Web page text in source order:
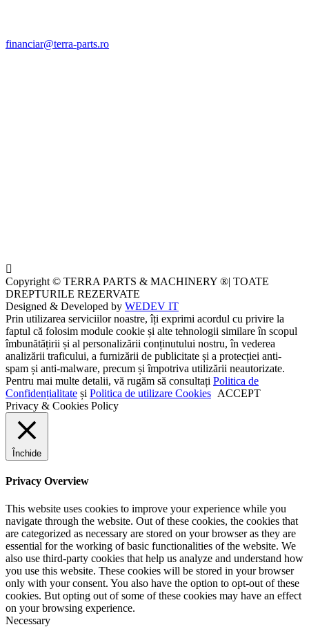
financiar@terra-parts.ro
Copyright © TERRA PARTS & MACHINERY ®| TOATE
DREPTURILE REZERVATE
Designed & Developed by WEDEV IT
Prin utilizarea serviciilor noastre, îți exprimi acordul cu privire la
faptul că folosim module cookie și alte tehnologii similare în scopul
îmbunătățirii și al personalizării conținutului nostru, în vederea
analizării traficului, a furnizării de publicitate și a protecției anti-
spam și anti-malware, precum și împotriva utilizării neautorizate.
Pentru mai multe detalii, vă rugăm să consultați Politica de
Confidențialitate și Politica de utilizare Cookies ACCEPT
Privacy & Cookies Policy
Închide
Privacy Overview
This website uses cookies to improve your experience while you
navigate through the website. Out of these cookies, the cookies that
are categorized as necessary are stored on your browser as they are
essential for the working of basic functionalities of the website. We
also use third-party cookies that help us analyze and understand how
you use this website. These cookies will be stored in your browser
only with your consent. You also have the option to opt-out of these
cookies. But opting out of some of these cookies may have an effect
on your browsing experience.
Necessary